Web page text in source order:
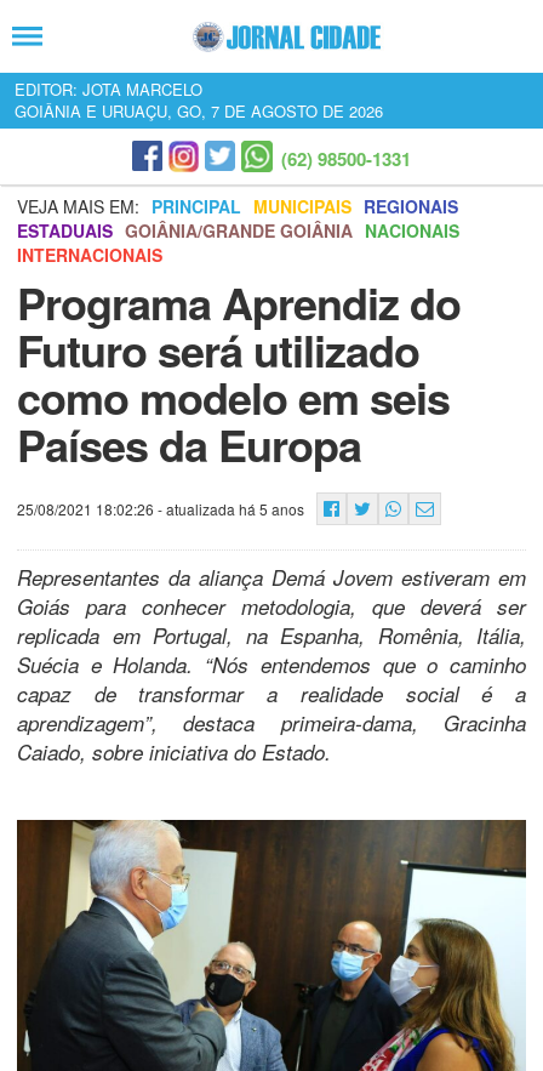
EDITOR: JOTA MARCELO
GOIÂNIA E URUAÇU, GO, 7 DE AGOSTO DE 2026
(62) 98500-1331
VEJA MAIS EM: PRINCIPAL MUNICIPAIS REGIONAIS
ESTADUAIS GOIÂNIA/GRANDE GOIÂNIA NACIONAIS
INTERNACIONAIS
Programa Aprendiz do
Futuro será utilizado
como modelo em seis
Países da Europa
25/08/2021 18:02:26 - atualizada há 5 anos
Representantes da aliança Demá Jovem estiveram em
Goiás para conhecer metodologia, que deverá ser
replicada em Portugal, na Espanha, Romênia, Itália,
Suécia e Holanda. “Nós entendemos que o caminho
capaz de transformar a realidade social é a
aprendizagem”, destaca primeira-dama, Gracinha
Caiado, sobre iniciativa do Estado.